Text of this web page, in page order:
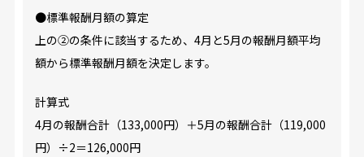
●標準報酬月額の算定
上の②の条件に該当するため、4月と5月の報酬月額平均
額から標準報酬月額を決定します。
計算式
4月の報酬合計（133,000円）＋5月の報酬合計（119,000
円）÷2＝126,000円